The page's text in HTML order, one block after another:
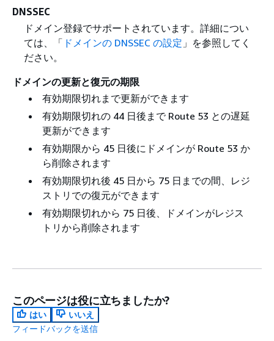
DNSSEC
ドメイン登録でサポートされています。詳細につい
ては、「 ドメインの DNSSEC の設定 」を参照してく
ださい。
ドメインの更新と復元の期限
有効期限切れまで更新ができます
有効期限切れの 44 日後まで Route 53 との遅延
更新ができます
有効期限から 45 日後にドメインが Route 53 か
ら削除されます
有効期限切れ後 45 日から 75 日までの間、レジ
ストリでの復元ができます
有効期限切れから 75 日後、ドメインがレジス
トリから削除されます
このページは役に立ちましたか?
はい
いいえ
フィードバックを送信